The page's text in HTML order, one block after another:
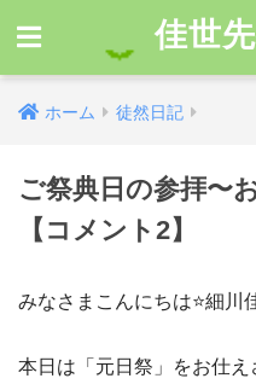
佳世
ホーム 徒然日記
ご祭典日の参拝〜
【コメント2】
みなさまこんにちは⭐細川
本日は「元日祭」をお仕